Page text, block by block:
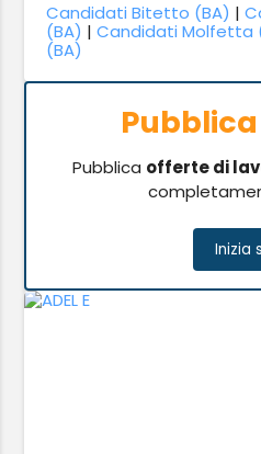
Candidati Bitetto (BA) |
(BA) |Candidati Molfetta
(BA)
Pubblica offerte di
Inizia